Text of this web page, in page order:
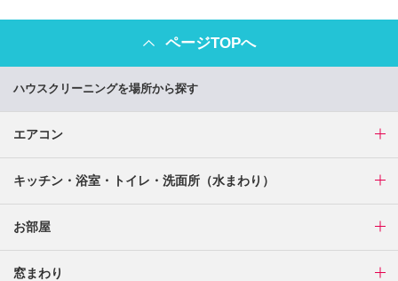
ページTOPへ
ハウスクリーニングを場所から探す
エアコン
キッチン・浴室・トイレ・洗面所（水まわり）
お部屋
窓まわり